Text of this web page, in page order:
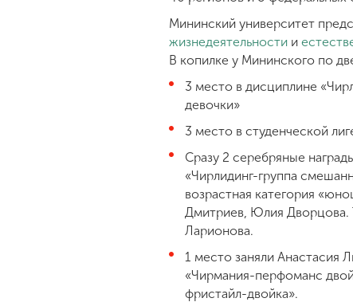
Мининский университет
жизнедеятельности и
В копилке у Мининского по
3 место в дисциплине
девочки»
3 место в студенческой
Сразу 2 серебряные
«Чирлидинг-группа
возрастная категория
Дмитриев, Юлия Дворцова.
Ларионова.
1 место заняли Анастасия
«Чирмания-перфоманс
фристайл-двойка».